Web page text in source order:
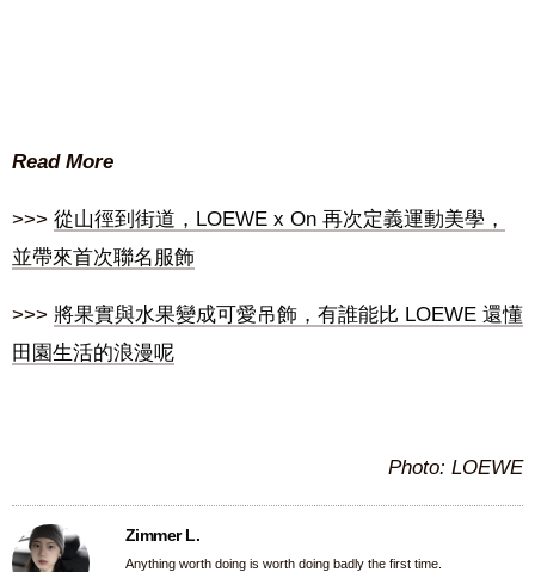
Read More
>>> 從山徑到街道，LOEWE x On 再次定義運動美學，
並帶來首次聯名服飾
>>> 將果實與水果變成可愛吊飾，有誰能比 LOEWE 還懂
田園生活的浪漫呢
Photo: LOEWE
Zimmer L.
Anything worth doing is worth doing badly the first time.